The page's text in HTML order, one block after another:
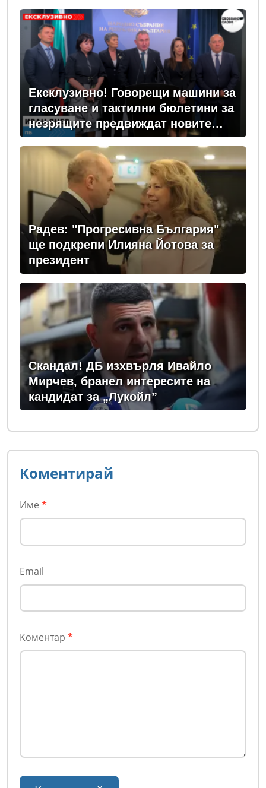
Ексклузивно! Говорещи машини за
гласуване и тактилни бюлетини за
незрящите предвиждат новите
изборни правила! (ВИДЕО)
Радев: "Прогресивна България"
ще подкрепи Илияна Йотова за
президент
Скандал! ДБ изхвърля Ивайло
Мирчев, бранел интересите на
кандидат за „Лукойл”
Коментирай
Име *
Email
Коментар *